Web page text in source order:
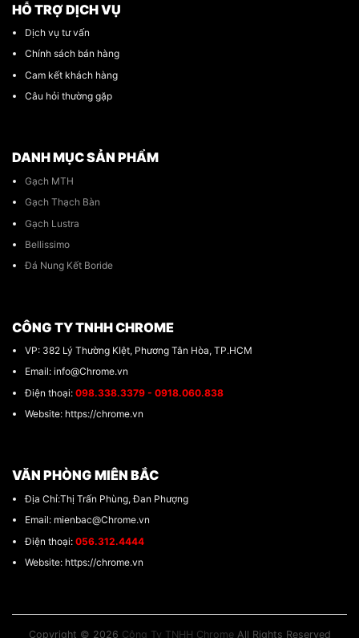
HỖ TRỢ DỊCH VỤ
Dịch vụ tư vấn
Chính sách bán hàng
Cam kết khách hàng
Câu hỏi thường gặp
DANH MỤC SẢN PHẨM
Gạch MTH
Gạch Thạch Bàn
Gạch Lustra
Bellissimo
Đá Nung Kết Boride
CÔNG TY TNHH CHROME
VP: 382 Lý Thường KIệt, Phương Tân Hòa, TP.HCM
Email: info@Chrome.vn
Điện thoại: 098.338.3379 - 0918.060.838
Website: https://chrome.vn
VĂN PHÒNG MIÊN BẮC
Địa Chỉ:Thị Trấn Phùng, Đan Phượng
Email: mienbac@Chrome.vn
Điện thoại: 056.312.4444
Website: https://chrome.vn
Copyright © 2026 Công Ty TNHH ChromeAll Rights Reserved